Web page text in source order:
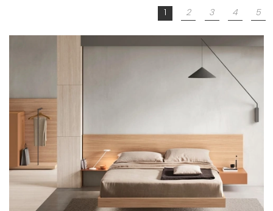
1 2 3 4 5